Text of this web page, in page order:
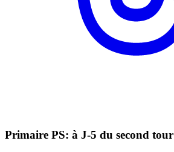
Primaire PS: à J-5 du second tour